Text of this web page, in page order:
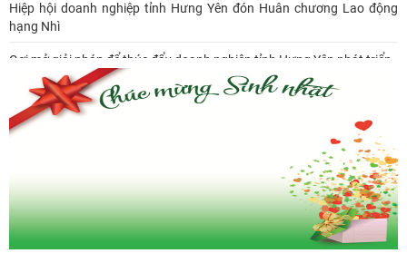
Hiệp hội doanh nghiệp tỉnh Hưng Yên đón Huân chương Lao động
hạng Nhì
Gợi mở giải pháp để thúc đẩy doanh nghiệp tỉnh Hưng Yên phát triển
Ông Đỗ Văn Vẻ là Chủ tịch Hiệp hội Doanh nghiệp tỉnh Hưng Yên
Hiệp hội doanh nghiệp tỉnh Hưng Yên: Cập nhật chính sách thuế mới